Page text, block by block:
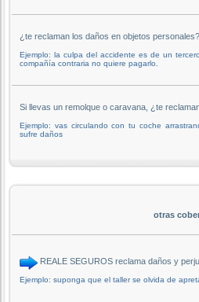
¿te reclaman los daños en objetos personales?
Ejemplo: la culpa del accidente es de un
compañía contraria no quiere pagarlo.
Si llevas un remolque o caravana, ¿te
Ejemplo: vas circulando con tu coche
sufre daños
otras
REALE SEGUROS reclama daños y
Ejemplo: suponga que el taller se olvida de